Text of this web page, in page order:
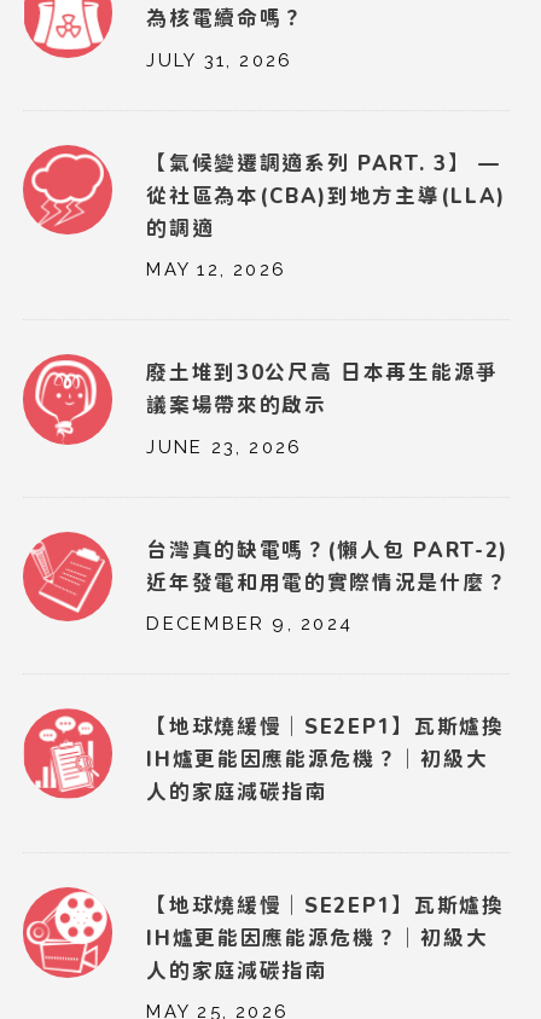
為核電續命嗎？
JULY 31, 2026
【氣候變遷調適系列 PART. 3】 —
從社區為本(CBA)到地方主導(LLA)
的調適
MAY 12, 2026
廢土堆到30公尺高 日本再生能源爭
議案場帶來的啟示
JUNE 23, 2026
台灣真的缺電嗎？(懶人包 PART-2)
近年發電和用電的實際情況是什麼？
DECEMBER 9, 2024
【地球燒緩慢｜SE2EP1】瓦斯爐換
IH爐更能因應能源危機？｜初級大
人的家庭減碳指南
【地球燒緩慢｜SE2EP1】瓦斯爐換
IH爐更能因應能源危機？｜初級大
人的家庭減碳指南
MAY 25, 2026